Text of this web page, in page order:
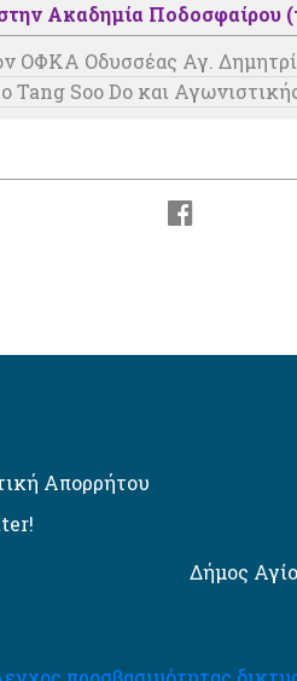
Ακαδημία Ποδοσφαίρου
ΟΦΚΑ Οδυσσέας Αγ.
Tang Soo Do και
Απορρήτου
Δήμος